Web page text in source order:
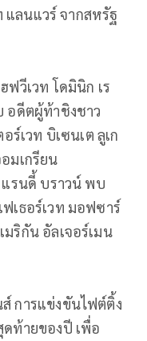
แลนแวร์ จากสหรัฐ
วีเวท โดมินิก เร
อดีตผู้ท้าชิงชาว
ร์เวท บิเซนเต ลูเก
มเกรียน
แรนดี้ บราวน์ พบ
เธอร์เวท มอฟซาร์
ริกัน อัลเจอร์เมน
การแข่งขันไฟต์ติ้ง
ท้ายของปี เพื่อ